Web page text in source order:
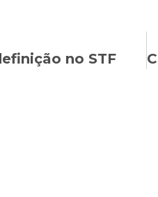
no STF